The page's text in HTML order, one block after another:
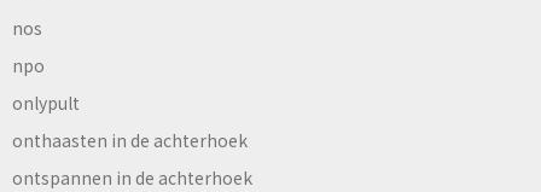
nos
npo
onlypult
onthaasten in de achterhoek
ontspannen in de achterhoek